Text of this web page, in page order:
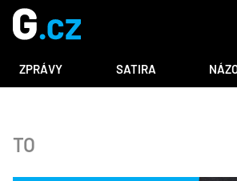
ZPRÁVY SATIRA
TO